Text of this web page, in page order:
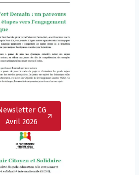
CG
Avril 2026